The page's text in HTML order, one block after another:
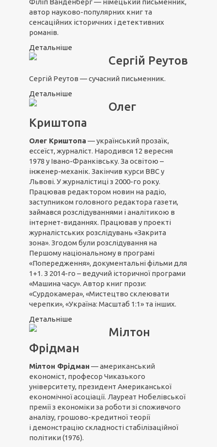
Філіп Ванденберг — німецький письменник,
автор науково-популярних книг та
сенсаційних історичних і детективних
романів.
Детальніше
Сергій Реутов
Сергій Реутов — сучасний письменник.
Детальніше
Олег
Криштопа
Олег Криштопа — український прозаїк,
ессеїст, журналіст. Народився 12 вересня
1978 у Івано-Франківську. За освітою –
інженер-механік. Закінчив курси ВВС у
Львові. У журналістиці з 2000-го року.
Працював редактором новин на радіо,
заступником головного редактора газети,
займався розслідуваннями і аналітикою в
інтернет-виданнях. Працював у проекті
журналістських розслідувань «Закрита
зона». Згодом були розслідування на
Першому національному в програмі
«Попередження», документальні фільми для
1+1. З 2014-го – ведучий історичної програми
«Машина часу». Автор книг прози:
«Сурдокамера», «Мистецтво склеювати
черепки», «Україна: Масштаб 1:1» та інших.
Детальніше
Мілтон
Фрідман
Мілтон Фрідман — американський
економіст, професор Чиказького
університету, президент Американської
економічної асоціації. Лауреат Нобелівської
премії з економіки за роботи зі споживчого
аналізу, грошово-кредитної теорії
і демонстрацію складності стабілізаційної
політики (1976).